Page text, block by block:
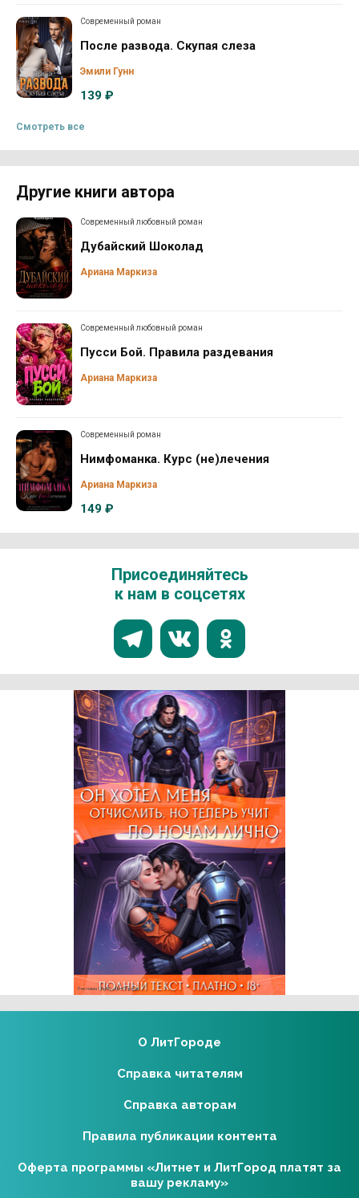
Современный роман
После развода. Скупая слеза
Эмили Гунн
139 ₽
Смотреть все
Другие книги автора
Современный любовный роман
Дубайский Шоколад
Ариана Маркиза
Современный любовный роман
Пусси Бой. Правила раздевания
Ариана Маркиза
Современный роман
Нимфоманка. Курс (не)лечения
Ариана Маркиза
149 ₽
Присоединяйтесь
к нам в соцсетях
Реклама 18+ АО «ЛитГород»
О ЛитГороде
Справка читателям
Справка авторам
Правила публикации контента
Оферта программы «Литнет и ЛитГород платят за
вашу рекламу»